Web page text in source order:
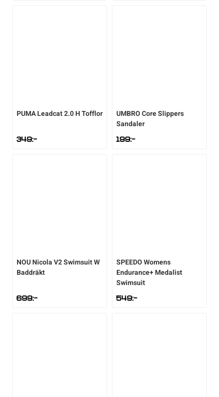
PUMALeadcat 2.0 H Tofflor
349:-
UMBROCore Slippers
Sandaler
199:-
NOUNicola V2 Swimsuit W
Baddräkt
699:-
SPEEDOWomens
Endurance+ Medalist
Swimsuit
549:-